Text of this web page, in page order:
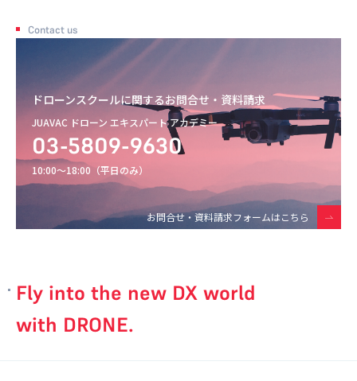
Contact us
ドローンスクールに関するお問合せ・資料請求
JUAVAC ドローン エキスパート アカデミー
03-5809-9630
10:00〜18:00（平日のみ）
お問合せ・資料請求フォームはこちら
Fly into the new DX world
with DRONE.